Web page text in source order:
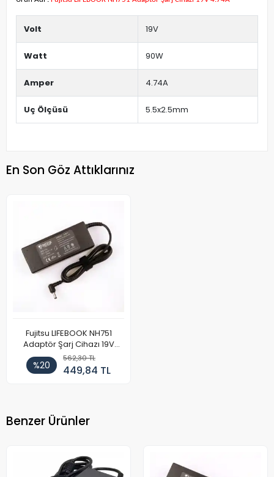
Volt 19V
Watt 90W
Amper 4.74A
Uç Ölçüsü 5.5x2.5mm
En Son Göz Attıklarınız
Fujitsu LIFEBOOK NH751
Adaptör Şarj Cihazı 19V
4.74A
%20
562,30 TL
449,84 TL
Benzer Ürünler